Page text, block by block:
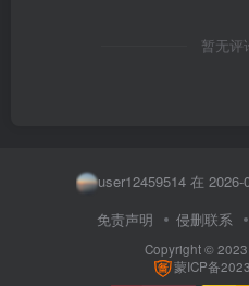
暂无评
user12459514 在
user41479543 在 2026-
user74453024 在
免责声明 侵删联系
Copyright © 2023
蒙ICP备